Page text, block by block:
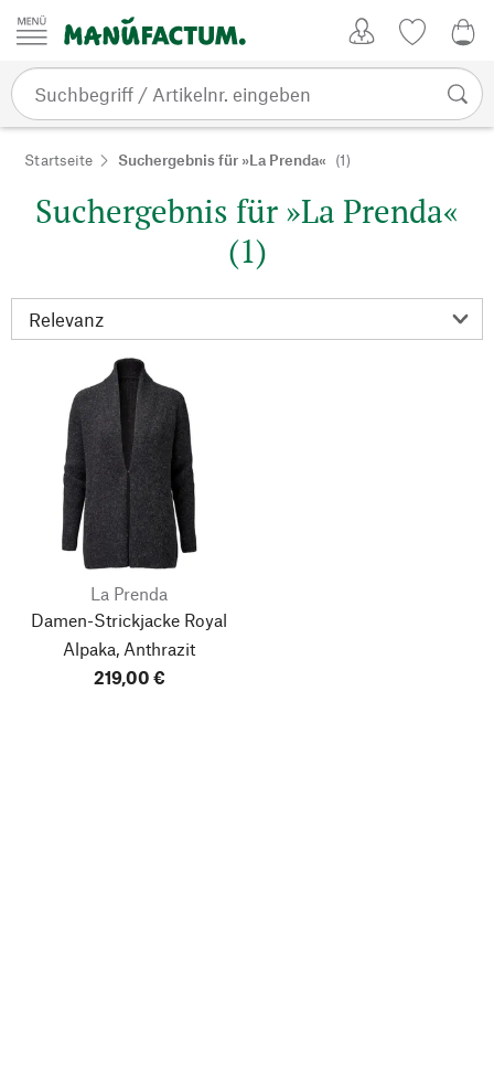
Zum Inhalt springen
Startseite Suchergebnis für »La Prenda« (1)
Suchergebnis für »La Prenda«
(1)
La Prenda
Damen-Strickjacke Royal
Alpaka, Anthrazit
219,00 €